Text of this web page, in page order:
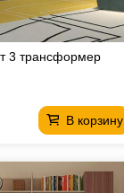
3 трансформер
В корзину